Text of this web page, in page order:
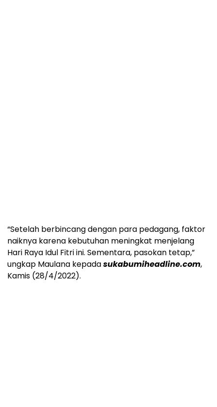
“Setelah berbincang dengan para pedagang, faktor
naiknya karena kebutuhan meningkat menjelang
Hari Raya Idul Fitri ini. Sementara, pasokan tetap,”
ungkap Maulana kepadasukabumiheadline.com,
Kamis (28/4/2022).